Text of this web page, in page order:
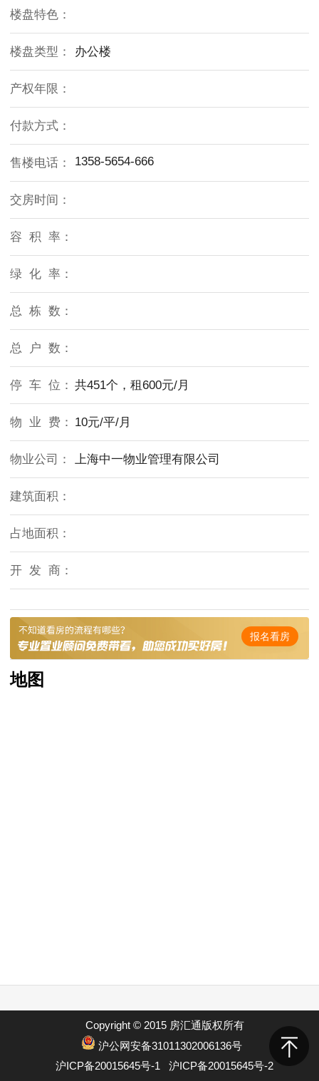
楼盘特色：
楼盘类型： 办公楼
产权年限：
付款方式：
售楼电话： 1358-5654-666
交房时间：
容 积 率：
绿 化 率：
总 栋 数：
总 户 数：
停 车 位： 共451个，租600元/月
物 业 费： 10元/平/月
物业公司： 上海中一物业管理有限公司
建筑面积：
占地面积：
开 发 商：
报名看房
地图
Copyright © 2015 房汇通版权所有
沪公网安备31011302006136号
沪ICP备20015645号-1
沪ICP备20015645号-2